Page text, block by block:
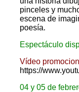
pinceles y
escena de
poesía.
Espectáculo
Vídeo
https://
04 y 05 de